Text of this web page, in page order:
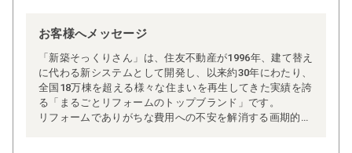
お客様へメッセージ
「新築そっくりさん」は、住友不動産が1996年、建て替え
に代わる新システムとして開発し、以来約30年にわたり、
全国18万棟を超える様々な住まいを再生してきた実績を誇
る「まるごとリフォームのトップブランド」です。
リフォームでありがちな費用への不安を解消する画期的な